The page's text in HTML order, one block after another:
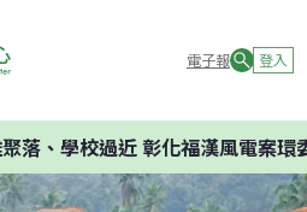
電子報 登入
學校過近 彰化福漢風電案環委建議